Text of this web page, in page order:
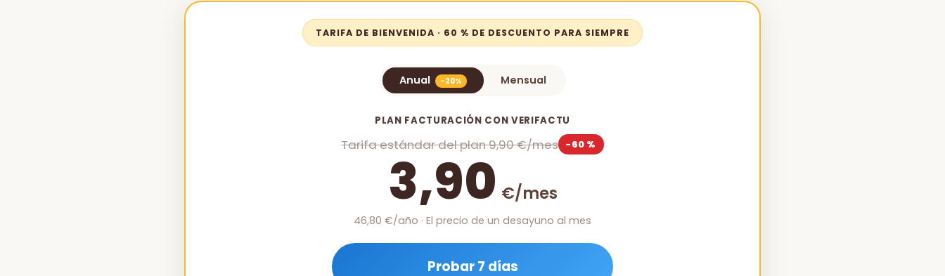
TARIFA DE BIENVENIDA · 60 % DE DESCUENTO PARA SIEMPRE
Anual -20% Mensual
PLAN FACTURACIÓN CON VERIFACTU
Tarifa estándar del plan 9,90 €/mes −60 %
3,90 €/mes
46,80 €/año · El precio de un desayuno al mes
Probar 7 días